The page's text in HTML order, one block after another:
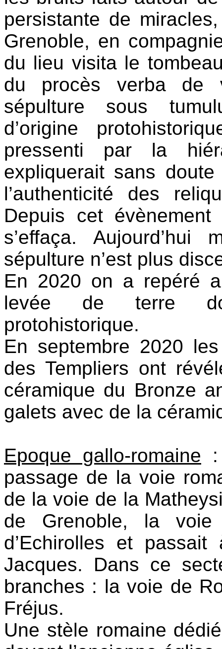
persistante de
Grenoble, en
du lieu visita le
du procès verba de
sépulture sous
d’origine
pressenti par la
expliquerait sans
l’authenticité des
Depuis cet
s’effaça. Aujourd’hui
sépulture n’est plus
En 2020 on a repéré
levée de terre
protohistorique.
En septembre 2020
des Templiers ont
céramique du Bronze
galets avec de la
Epoque gallo-romaine :
passage de la voie
de la voie de la
de Grenoble, la
d’Echirolles et
Jacques. Dans ce
branches : la voie de
Fréjus.
Une stèle romaine